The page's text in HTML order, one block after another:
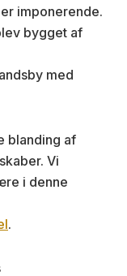
imponerende.
bygget af
med
blanding af
Vi
i denne
.